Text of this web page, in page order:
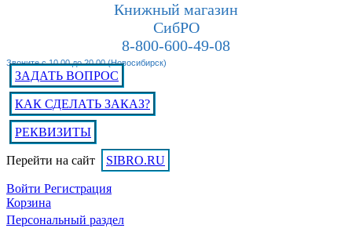
Книжный магазин
СибРО
8-800-600-49-08
Звоните с 10.00 до 20.00 (Новосибирск)
ЗАДАТЬ ВОПРОС
КАК СДЕЛАТЬ ЗАКАЗ?
РЕКВИЗИТЫ
Перейти на сайт SIBRO.RU
Войти Регистрация
Корзина
Персональный раздел